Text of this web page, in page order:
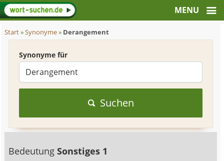
Start»Synonyme» Derangement
Synonyme für
Suchen
BedeutungSonstiges 1